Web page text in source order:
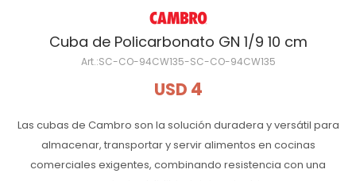
Cuba de Policarbonato GN 1/9 10 cm
SC-CO-94CW135-SC-CO-94CW135
USD 4
Las cubas de Cambro son la solución duradera y versátil para
almacenar, transportar y servir alimentos en cocinas
comerciales exigentes, combinando resistencia con una